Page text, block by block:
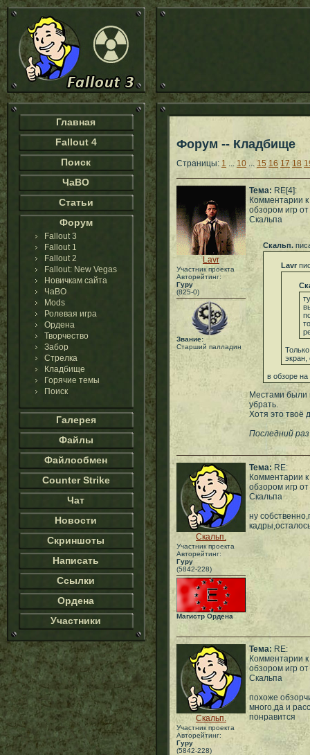
Главная
Fallout 4
Поиск
ЧаВО
Статьи
Форум
Fallout 3
Fallout 1
Fallout 2
Fallout: New Vegas
Новичкам сайта
ЧаВО
Mods
Ролевая игра
Ордена
Творчество
Забор
Стрелка
Кладбище
Горячие темы
Поиск
Галерея
Файлы
Файлообмен
Counter Strike
Чат
Новости
Скриншоты
Написать
Ссылки
Ордена
Участники
Форум -- Кладбище
Страницы: 1 ... 10 ... 15 16 17 18
Lavr
Участник проекта
Авторейтинг:
Гуру
(825-0)
Звание:
Старший палладин
Тема: RE[4]:
Комментарии к
обзором игр от
Скальпа
Скальп.
Lavr
экран,
в обзоре
Местами были
убрать.
Хотя это твоё
Последний
Скальп.
Участник проекта
Авторейтинг:
Гуру
(5842-228)
Магистр Ордена
Тема: RE:
Комментарии к
обзором игр от
Скальпа
ну
Скальп.
Участник проекта
Авторейтинг:
Гуру
(5842-228)
Тема: RE:
Комментарии к
обзором игр от
Скальпа
похоже
много,да и
понравится